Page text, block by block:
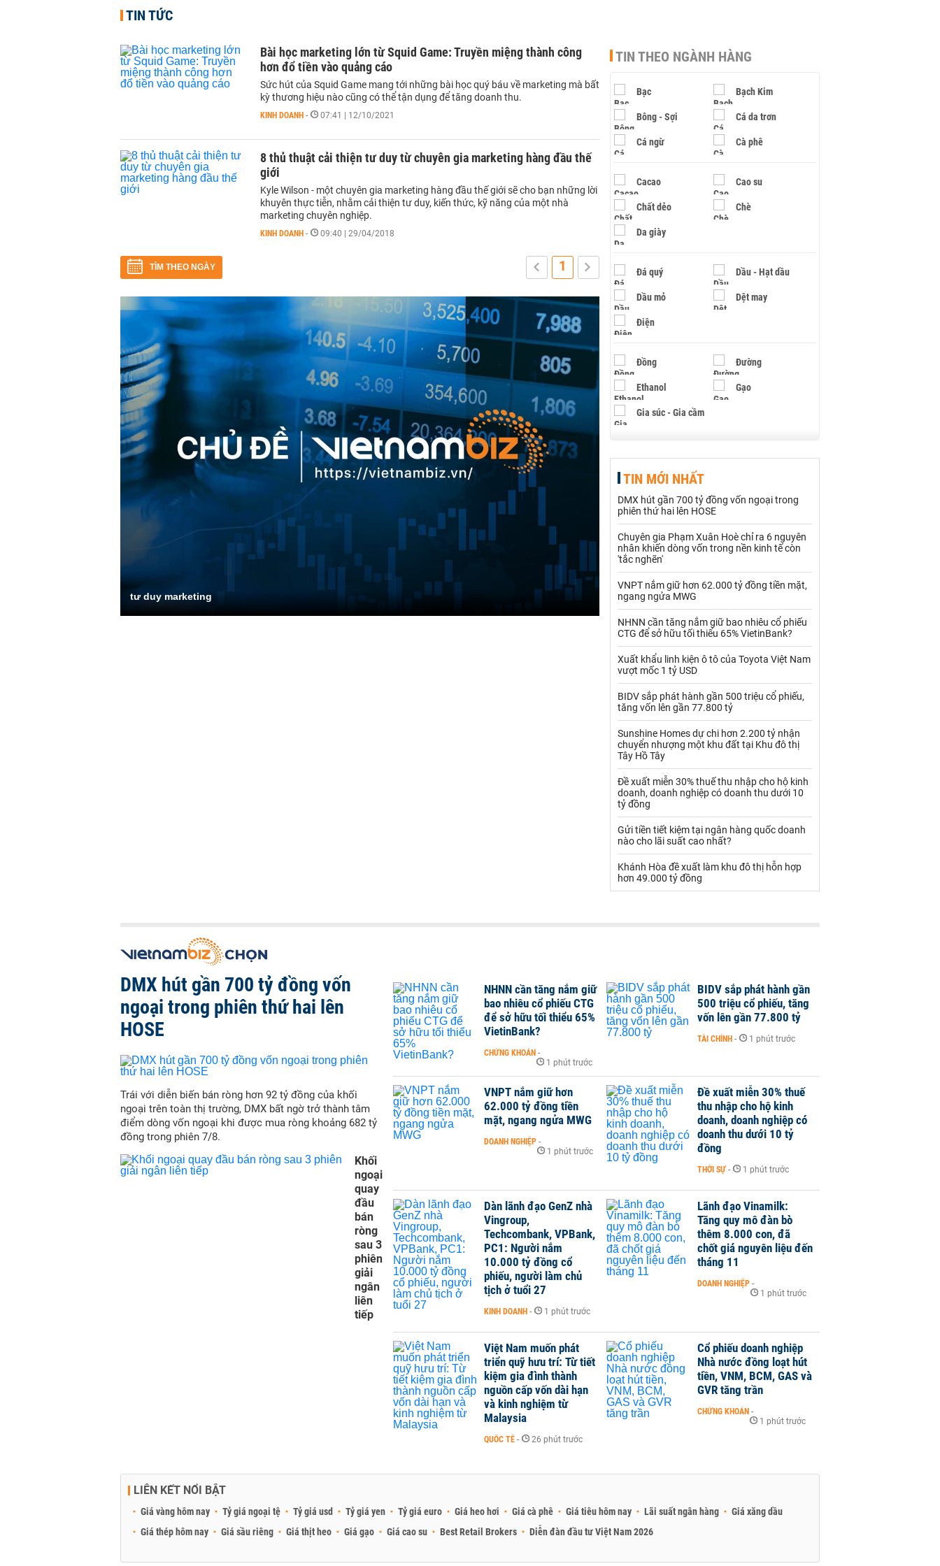
TIN TỨC
Bài học marketing lớn từ Squid Game: Truyền miệng thành công
hơn đổ tiền vào quảng cáo
Sức hút của Squid Game mang tới những bài học quý báu về marketing mà bất
kỳ thương hiệu nào cũng có thể tận dụng để tăng doanh thu.
KINH DOANH - 07:41 | 12/10/2021
8 thủ thuật cải thiện tư duy từ chuyên gia marketing hàng đầu thế
giới
Kyle Wilson - một chuyên gia marketing hàng đầu thế giới sẽ cho bạn những lời
khuyên thực tiễn, nhằm cải thiện tư duy, kiến thức, kỹ năng của một nhà
marketing chuyên nghiệp.
KINH DOANH - 09:40 | 29/04/2018
TÌM THEO NGÀY 1
tư duy marketing
TIN THEO NGÀNH HÀNG
Bạc Bạch Kim
Bông - Sợi Cá da trơn
Cá ngừ Cà phê
Cacao Cao su
Chất dẻo Chè
Da giày
Đá quý Dầu - Hạt dầu
Dầu mỏ Dệt may
Điện
Đồng Đường
Ethanol Gạo
Gia súc - Gia cầm
Hạt điều
Khí đốt
Kim loại khác Mắc ca
Muối
Nhựa - Hạt nhựa
Palladium Phân bón
Rau - Củ -Quả Sắt thép
Sữa
Than Thức ăn chăn nuôi
Thủy hải sản khác Tôm
VLXD khác
Xi măng - Clynker
TIN MỚI NHẤT
DMX hút gần 700 tỷ đồng vốn ngoại trong
phiên thứ hai lên HOSE
Chuyên gia Phạm Xuân Hoè chỉ ra 6 nguyên
nhân khiến dòng vốn trong nền kinh tế còn
'tắc nghẽn'
VNPT nắm giữ hơn 62.000 tỷ đồng tiền mặt,
ngang ngửa MWG
NHNN cần tăng nắm giữ bao nhiêu cổ phiếu
CTG để sở hữu tối thiểu 65% VietinBank?
Xuất khẩu linh kiện ô tô của Toyota Việt Nam
vượt mốc 1 tỷ USD
BIDV sắp phát hành gần 500 triệu cổ phiếu,
tăng vốn lên gần 77.800 tỷ
Sunshine Homes dự chi hơn 2.200 tỷ nhận
chuyển nhượng một khu đất tại Khu đô thị
Tây Hồ Tây
Đề xuất miễn 30% thuế thu nhập cho hộ kinh
doanh, doanh nghiệp có doanh thu dưới 10
tỷ đồng
Gửi tiền tiết kiệm tại ngân hàng quốc doanh
nào cho lãi suất cao nhất?
Khánh Hòa đề xuất làm khu đô thị hỗn hợp
hơn 49.000 tỷ đồng
DMX hút gần 700 tỷ đồng vốn
ngoại trong phiên thứ hai lên
HOSE
Trái với diễn biến bán ròng hơn 92 tỷ đồng của khối
ngoại trên toàn thị trường, DMX bất ngờ trở thành tâm
điểm dòng vốn ngoại khi được mua ròng khoảng 682 tỷ
đồng trong phiên 7/8.
Khối
ngoại
quay
đầu
bán
ròng
sau 3
phiên
giải
ngân
liên
tiếp
NHNN cần tăng nắm giữ
bao nhiêu cổ phiếu CTG
để sở hữu tối thiểu 65%
VietinBank?
CHỨNG KHOÁN -
1 phút trước
BIDV sắp phát hành gần
500 triệu cổ phiếu, tăng
vốn lên gần 77.800 tỷ
TÀI CHÍNH - 1 phút trước
VNPT nắm giữ hơn
62.000 tỷ đồng tiền
mặt, ngang ngửa MWG
DOANH NGHIỆP -
1 phút trước
Đề xuất miễn 30% thuế
thu nhập cho hộ kinh
doanh, doanh nghiệp có
doanh thu dưới 10 tỷ
đồng
THỜI SỰ - 1 phút trước
Dàn lãnh đạo GenZ nhà
Vingroup,
Techcombank, VPBank,
PC1: Người nắm
10.000 tỷ đồng cổ
phiếu, người làm chủ
tịch ở tuổi 27
KINH DOANH - 1 phút trước
Lãnh đạo Vinamilk:
Tăng quy mô đàn bò
thêm 8.000 con, đã
chốt giá nguyên liệu đến
tháng 11
DOANH NGHIỆP -
1 phút trước
Việt Nam muốn phát
triển quỹ hưu trí: Từ tiết
kiệm gia đình thành
nguồn cấp vốn dài hạn
và kinh nghiệm từ
Malaysia
QUỐC TẾ - 26 phút trước
Cổ phiếu doanh nghiệp
Nhà nước đồng loạt hút
tiền, VNM, BCM, GAS và
GVR tăng trần
CHỨNG KHOÁN -
1 phút trước
LIÊN KẾT NỔI BẬT
Giá vàng hôm nay Tỷ giá ngoại tệ Tỷ giá usd Tỷ giá yen Tỷ giá euro Giá heo hơi Giá cà phê Giá tiêu hôm nay Lãi suất ngân hàng
Giá xăng dầu
Giá thép hôm nay
Giá sầu riêng Giá thịt heo Giá gạo Giá cao su Best Retail Brokers Diễn đàn đầu tư Việt Nam 2026